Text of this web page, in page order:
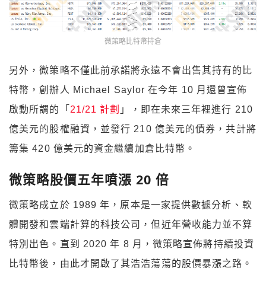
微策略比特幣持倉
另外，微策略不僅此前承諾將永遠不會出售其持有的比
特幣，創辦人 Michael Saylor 在今年 10 月還曾宣佈
啟動所謂的「 21/21 計劃 」，即在未來三年裡進行 210
億美元的股權融資，並發行 210 億美元的債券，共計將
籌集 420 億美元的資金繼續加倉比特幣。
微策略股價五年噴漲 20 倍
微策略成立於 1989 年，原本是一家提供數據分析、軟
體開發和雲端計算的科技公司，但近年營收能力並不算
特別出色。直到 2020 年 8 月，微策略宣佈將持續投資
比特幣後，由此才開啟了其浩浩蕩蕩的股價暴漲之路。